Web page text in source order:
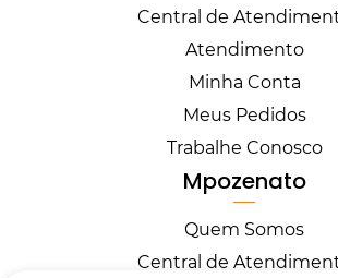
Central de
Atendimento
Minha Conta
Meus Pedidos
Trabalhe Conosco
Mpozenato
Quem Somos
Central de